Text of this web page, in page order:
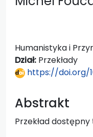
Humanistyka i
Dział: Przekłady
https://doi.org/
Abstrakt
Przekład